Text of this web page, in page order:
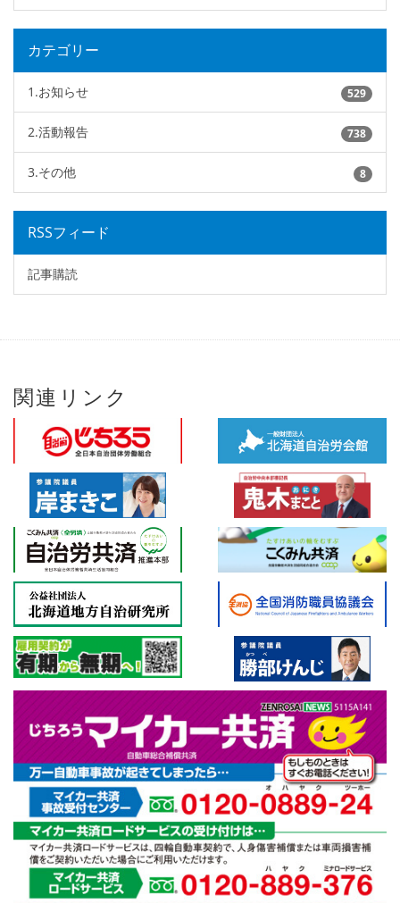
カテゴリー
1.お知らせ 529
2.活動報告 738
3.その他 8
RSSフィード
記事購読
関連リンク